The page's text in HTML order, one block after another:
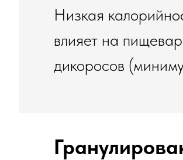
Низкая
влияет на
дикоросов